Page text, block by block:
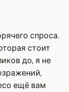
спроса.
стоит
до, я не
ещё вам